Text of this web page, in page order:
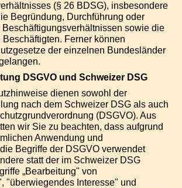
(§ 26 BDSG), insbesondere
Begründung, Durchführung oder
Beschäftigungsverhältnissen sowie die
Ferner können
der einzelnen Bundesländer
DSGVO und Schweizer DSG
dienen sowohl der
nach dem Schweizer DSG als auch
(DSGVO). Aus
wir Sie zu beachten, dass aufgrund
Anwendung und
Begriffe der DSGVO verwendet
statt der im Schweizer DSG
„Bearbeitung" von
"überwiegendes Interesse" und